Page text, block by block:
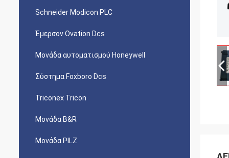
Schneider Modicon PLC
Έμερσον Ovation Dcs
Μονάδα αυτοματισμού Honeywell
Σύστημα Foxboro Dcs
Triconex Tricon
Μονάδα B&R
Μονάδα PILZ